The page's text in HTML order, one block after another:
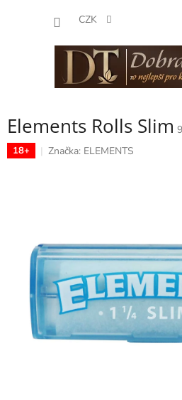
CZK
Elements Rolls Slim
18+ Značka: ELEMENTS